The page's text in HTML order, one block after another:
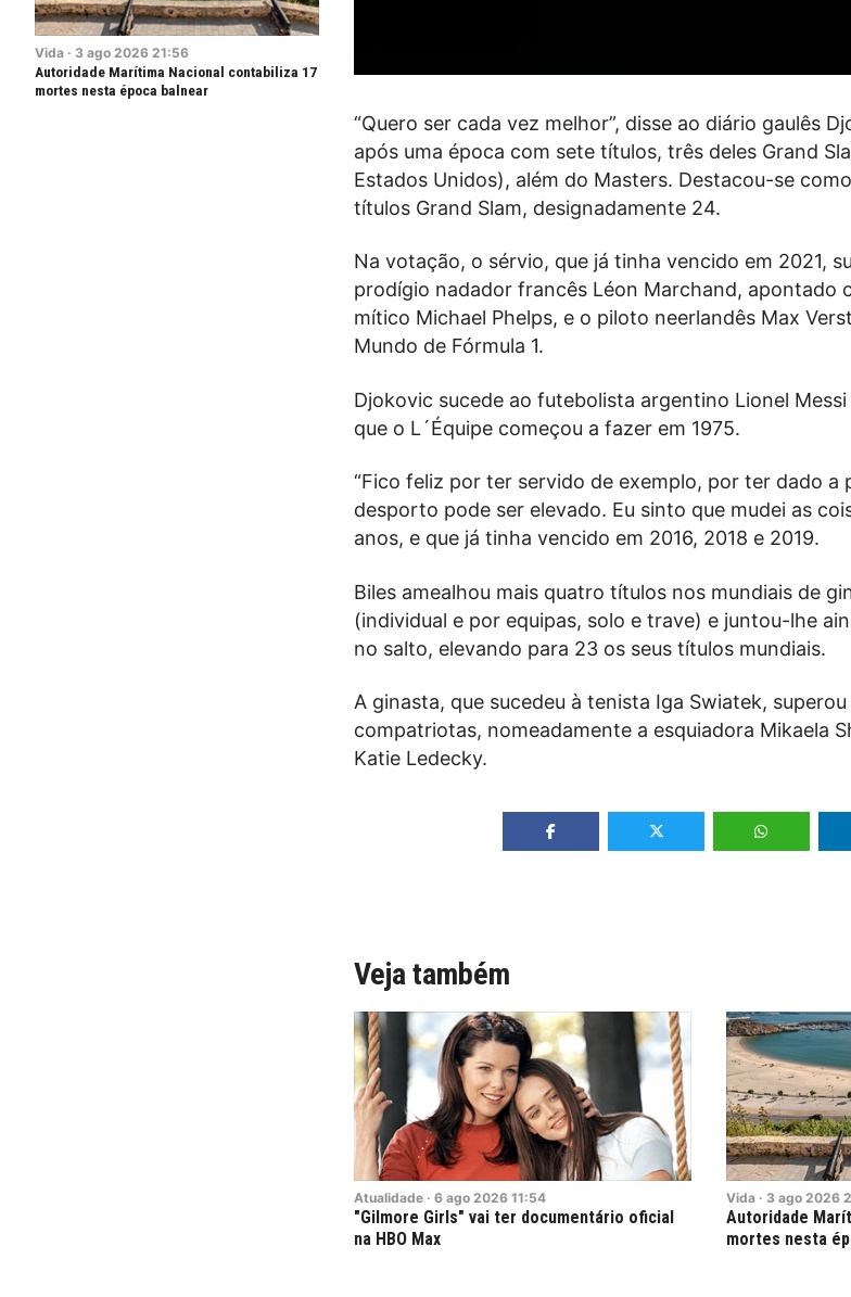
Vida · 3 ago 2026 21:56
Autoridade Marítima Nacional contabiliza 17
mortes nesta época balnear
“Quero ser cada vez melhor”, disse ao diário gaulês
após uma época com sete títulos, três deles Grand
Estados Unidos), além do Masters. Destacou-se
títulos Grand Slam, designadamente 24.
Na votação, o sérvio, que já tinha vencido em 2021,
prodígio nadador francês Léon Marchand, apontado
mítico Michael Phelps, e o piloto neerlandês Max
Mundo de Fórmula 1.
Djokovic sucede ao futebolista argentino Lionel
que o L´Équipe começou a fazer em 1975.
“Fico feliz por ter servido de exemplo, por ter dado a
desporto pode ser elevado. Eu sinto que mudei as
anos, e que já tinha vencido em 2016, 2018 e 2019.
Biles amealhou mais quatro títulos nos mundiais de
(individual e por equipas, solo e trave) e juntou-lhe
no salto, elevando para 23 os seus títulos mundiais.
A ginasta, que sucedeu à tenista Iga Swiatek,
compatriotas, nomeadamente a esquiadora Mikaela
Katie Ledecky.
Veja também
Atualidade · 6 ago 2026 11:54
"Gilmore Girls" vai ter documentário oficial
na HBO Max
Vida · 3 ago 2026
Autoridade
mortes nesta